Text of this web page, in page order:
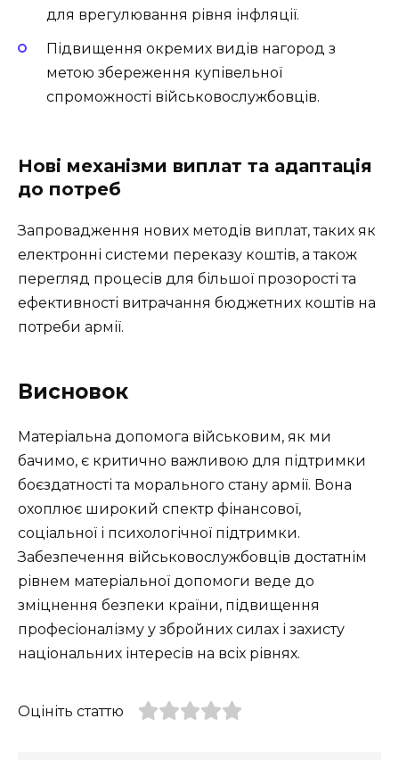
для врегулювання рівня інфляції.
Підвищення окремих видів нагород з
метою збереження купівельної
спроможності військовослужбовців.
Нові механізми виплат та адаптація
до потреб
Запровадження нових методів виплат, таких як
електронні системи переказу коштів, а також
перегляд процесів для більшої прозорості та
ефективності витрачання бюджетних коштів на
потреби армії.
Висновок
Матеріальна допомога військовим, як ми
бачимо, є критично важливою для підтримки
боєздатності та морального стану армії. Вона
охоплює широкий спектр фінансової,
соціальної і психологічної підтримки.
Забезпечення військовослужбовців достатнім
рівнем матеріальної допомоги веде до
зміцнення безпеки країни, підвищення
професіоналізму у збройних силах і захисту
національних інтересів на всіх рівнях.
Оцініть статтю